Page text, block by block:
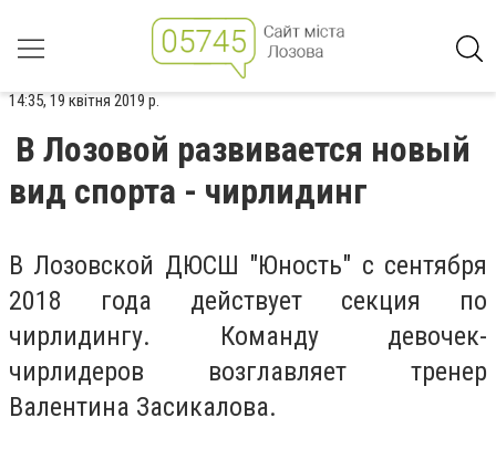
14:35, 19 квітня 2019 р.
В Лозовой развивается новый
вид спорта - чирлидинг
В Лозовской ДЮСШ "Юность" с сентября
2018 года действует секция по
чирлидингу. Команду девочек-
чирлидеров возглавляет тренер
Валентина Засикалова.